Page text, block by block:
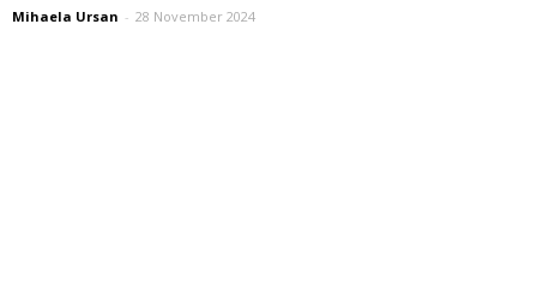
Mihaela Ursan - 28 November 2024